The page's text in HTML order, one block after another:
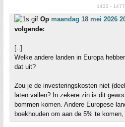
1433 - 1477
Op maandag 18 mei 2026
volgende:
[..]
Welke andere landen in Europa
dat uit?
Zou je de investeringskosten niet
laten vallen? In zekere zin is dit
bommen komen. Andere Europese
boekhouden om aan de 5% te